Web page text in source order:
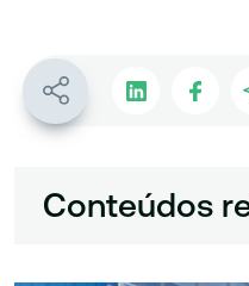
Conteúdos